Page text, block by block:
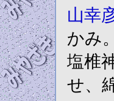
山幸
かみ
塩椎
せ、